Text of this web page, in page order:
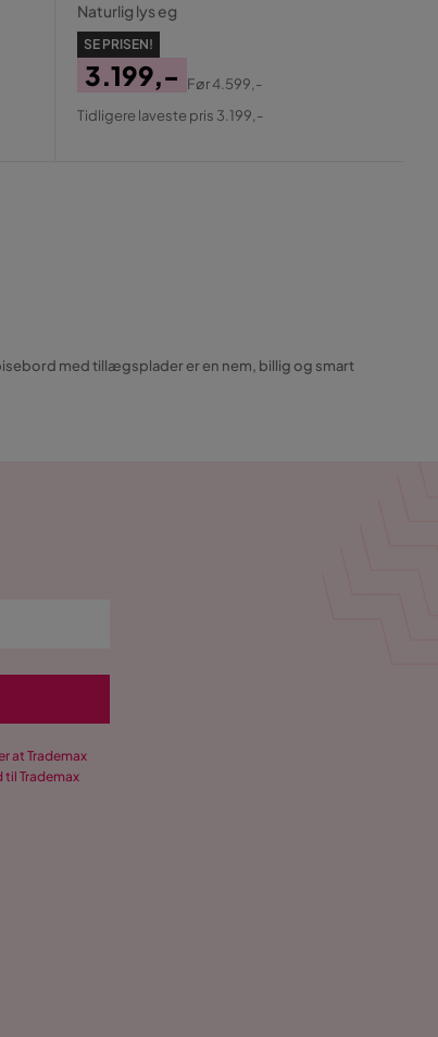
Naturlig lys eg
SE PRISEN!
Pris
3.199,-
Original
Før4.599,-
Tidligere laveste pris 3.199,-
med tillægsplader er en nem, billig og smart
at Trademax
Trademax